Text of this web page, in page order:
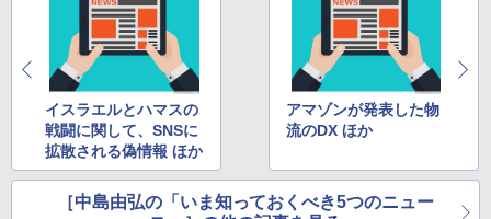
イスラエルとハマスの
戦闘に関して、SNSに
拡散される偽情報 ほか
アマゾンが発表した物
流のDX ほか
［中島由弘の「いま知っておくべき5つのニュー